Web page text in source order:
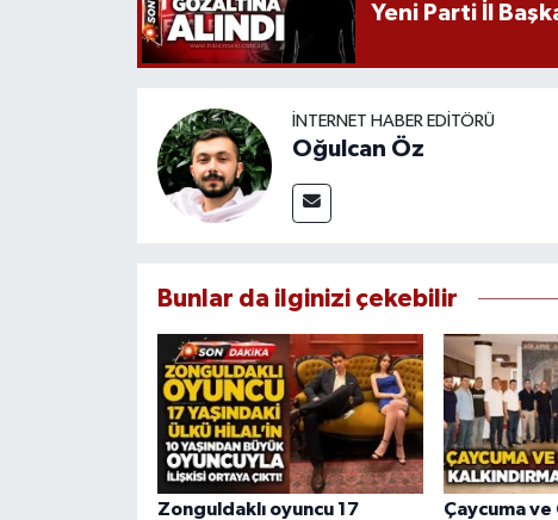
Yeni Parti İl
İNTERNET HABER EDITÖRÜ
Oğulcan Öz
Bunlar da ilginizi çekebilir
Zonguldaklı oyuncu 17
Çaycuma